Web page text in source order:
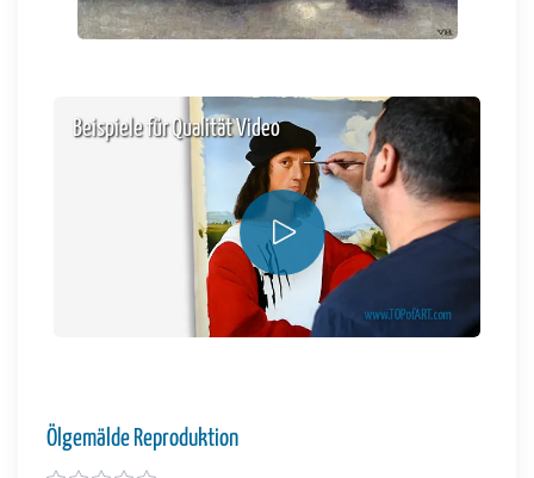
Beispiele für Qualität Video
Ölgemälde Reproduktion